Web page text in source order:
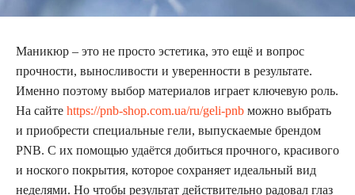
Маникюр – это не просто эстетика, это ещё и вопрос
прочности, выносливости и уверенности в результате.
Именно поэтому выбор материалов играет ключевую роль.
На сайте https://pnb-shop.com.ua/ru/geli-pnb можно выбрать
и приобрести специальные гели, выпускаемые брендом
PNB. С их помощью удаётся добиться прочного, красивого
и ноского покрытия, которое сохраняет идеальный вид
неделями. Но чтобы результат действительно радовал глаз